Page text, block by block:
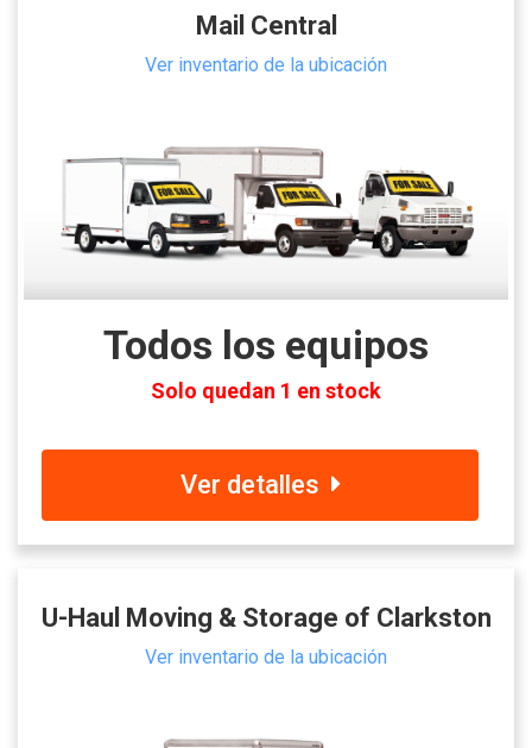
Mail Central
Ver inventario de la ubicación
Todos los equipos
Solo quedan 1 en stock
Ver detalles
U-Haul Moving & Storage of Clarkston
Ver inventario de la ubicación